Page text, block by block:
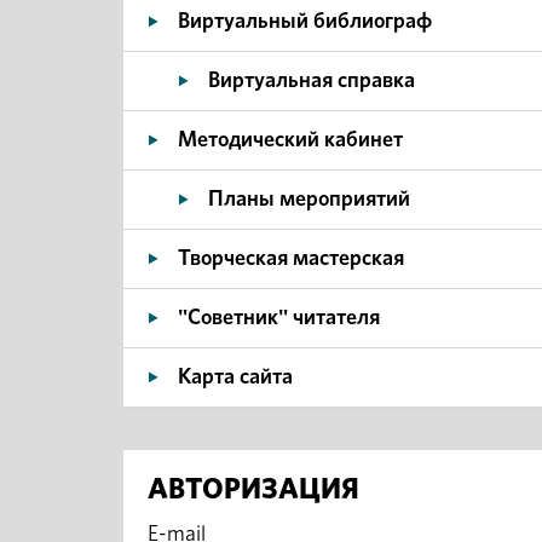
Виртуальный библиограф
Виртуальная справка
Методический кабинет
Планы мероприятий
Творческая мастерская
"Советник" читателя
Карта сайта
АВТОРИЗАЦИЯ
E-mail